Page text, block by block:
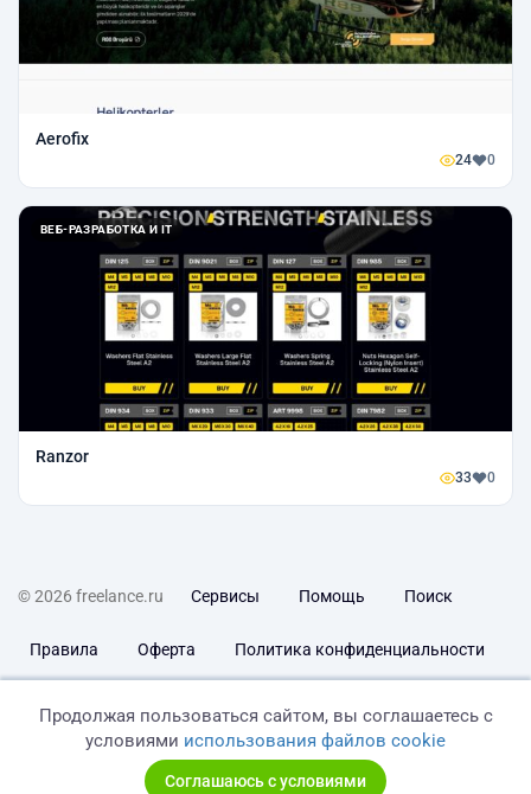
Aerofix
24 0
ВЕБ-РАЗРАБОТКА И IT
Ranzor
33 0
© 2026 freelance.ru Сервисы Помощь Поиск
Правила Оферта Политика конфиденциальности
Продолжая пользоваться сайтом, вы соглашаетесь с
условиями использования файлов cookie
Соглашаюсь с условиями